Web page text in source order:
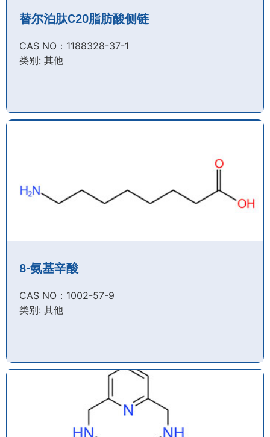
替尔泊肽C20脂肪酸侧链
CAS NO：1188328-37-1
类别: 其他
8-氨基辛酸
CAS NO：1002-57-9​
类别: 其他